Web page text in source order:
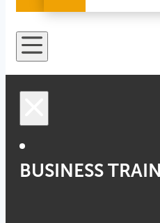
BUSINESS